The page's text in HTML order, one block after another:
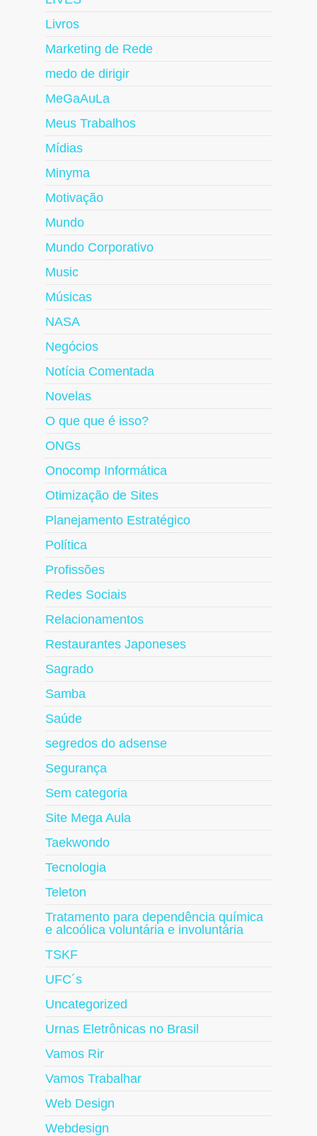
Livros
Marketing de Rede
medo de dirigir
MeGaAuLa
Meus Trabalhos
Mídias
Minyma
Motivação
Mundo
Mundo Corporativo
Music
Músicas
NASA
Negócios
Notícia Comentada
Novelas
O que que é isso?
ONGs
Onocomp Informática
Otimização de Sites
Planejamento Estratégico
Política
Profissões
Redes Sociais
Relacionamentos
Restaurantes Japoneses
Sagrado
Samba
Saúde
segredos do adsense
Segurança
Sem categoria
Site Mega Aula
Taekwondo
Tecnologia
Teleton
Tratamento para dependência química
e alcoólica voluntária e involuntária
TSKF
UFC´s
Uncategorized
Urnas Eletrônicas no Brasil
Vamos Rir
Vamos Trabalhar
Web Design
Webdesign